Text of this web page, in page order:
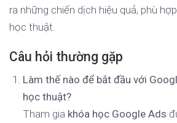
ra những chiến dịch hiệu quả, phù
học thuật.
Câu hỏi thường gặp
Làm thế nào để bắt đầu với
học thuật?
Tham gia khóa học Google Ads